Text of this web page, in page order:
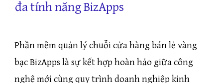
đa tính năng BizApps
Phần mềm quản lý chuỗi cửa hàng bán lẻ vàng
bạc BizApps là sự kết hợp hoàn hảo giữa công
nghệ mới cùng quy trình doanh nghiệp kinh